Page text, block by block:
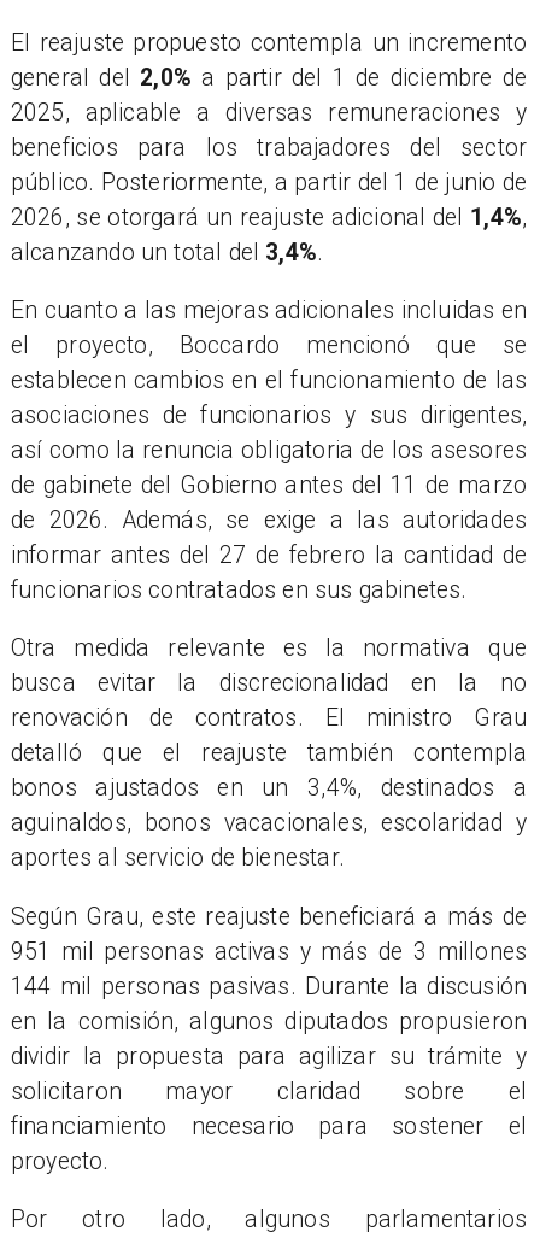
El reajuste propuesto contempla un incremento
general del 2,0% a partir del 1 de diciembre de
2025, aplicable a diversas remuneraciones y
beneficios para los trabajadores del sector
público. Posteriormente, a partir del 1 de junio de
2026, se otorgará un reajuste adicional del 1,4%,
alcanzando un total del 3,4%.
En cuanto a las mejoras adicionales incluidas en
el proyecto, Boccardo mencionó que se
establecen cambios en el funcionamiento de las
asociaciones de funcionarios y sus dirigentes,
así como la renuncia obligatoria de los asesores
de gabinete del Gobierno antes del 11 de marzo
de 2026. Además, se exige a las autoridades
informar antes del 27 de febrero la cantidad de
funcionarios contratados en sus gabinetes.
Otra medida relevante es la normativa que
busca evitar la discrecionalidad en la no
renovación de contratos. El ministro Grau
detalló que el reajuste también contempla
bonos ajustados en un 3,4%, destinados a
aguinaldos, bonos vacacionales, escolaridad y
aportes al servicio de bienestar.
Según Grau, este reajuste beneficiará a más de
951 mil personas activas y más de 3 millones
144 mil personas pasivas. Durante la discusión
en la comisión, algunos diputados propusieron
dividir la propuesta para agilizar su trámite y
solicitaron mayor claridad sobre el
financiamiento necesario para sostener el
proyecto.
Por otro lado, algunos parlamentarios